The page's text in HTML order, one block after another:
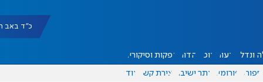
כ"ד באב תשפ"ו
ונדל"ן דעות אוכל יהדות הפקות וסיקורים
ספורט פורומים אתר ישיבה יצירת קשר עוד